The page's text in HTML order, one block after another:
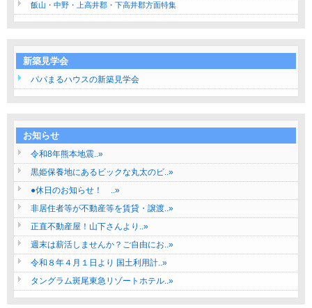
飯山・中野・上高井郡・下高井郡方面特集
新築見学会
パパまるハウスの新築見学会
お知らせ
令和8年熊本地震..»
黒姫保養地にあるビックな丸太のビ..»
●休日のお知らせ！ ..»
非居住者等が不動産等を賃貸・譲渡..»
正直不動産屋！山下さんより..»
週末は薪活しませんか？ご自由にお..»
令和８年４月１日より 国土利用計..»
タングラム斑尾東急リゾートホテル..»